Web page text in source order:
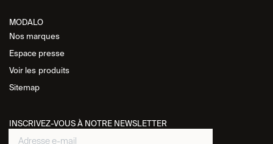
MODALO
Nos marques
Espace presse
Voir les produits
Sitemap
INSCRIVEZ-VOUS À NOTRE NEWSLETTER